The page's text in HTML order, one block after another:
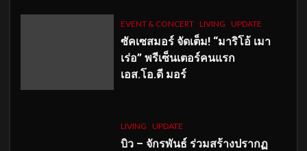
EVENT & CONCERT LIVING UPDATE
ซัคเซสมอร์ จัดเต็ม! “มาริโอ้ เมา
เร่อ” พรีเซ็นเตอร์คนแรก
เอส.โอ.ดี มอร์
LIVING UPDATE
บิว – จักรพันธ์ ร่วมสร้างปรากฏ